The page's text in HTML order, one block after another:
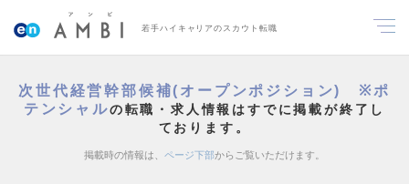
若手ハイキャリアのスカウト転職
次世代経営幹部候補(オープンポジション) ※ポ
テンシャルの転職・求人情報はすでに掲載が終了し
ております。
掲載時の情報は、 ページ下部からご覧いただけます。